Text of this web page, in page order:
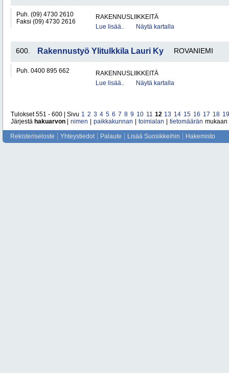
Puh. (09) 4730 2610
Faksi (09) 4730 2616
RAKENNUSLIIKKEITÄ
Lue lisää..
Näytä kartalla
600. Rakennustyö Ylitulkkila Lauri Ky ROVANIEMI
Puh. 0400 895 662
RAKENNUSLIIKKEITÄ
Lue lisää..
Näytä kartalla
Tulokset 551 - 600 | Sivu 1 2 3 4 5 6 7 8 9 10 11 12 13 14 15 16 17 18 19
Järjestä hakuarvon nimen paikkakunnan toimialan tietomäärän mukaan
Rekisteriseloste Yhteystiedot Palaute Lisää Suosikkeihin Hakemisto